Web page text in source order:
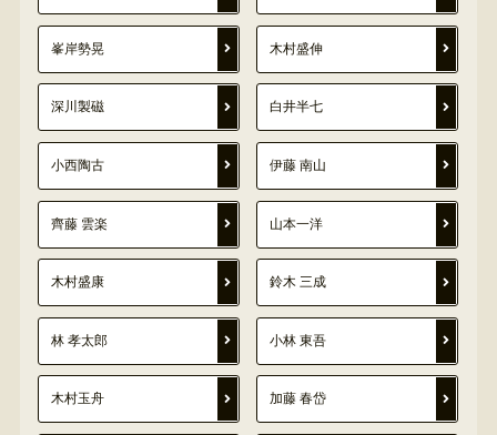
峯岸勢晃 木村盛伸
深川製磁 白井半七
小西陶古 伊藤 南山
齊藤 雲楽 山本一洋
木村盛康 鈴木 三成
林 孝太郎 小林 東吾
木村玉舟 加藤 春岱